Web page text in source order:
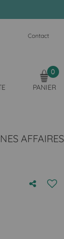
Contact
0
PANIER
AFFAIRES